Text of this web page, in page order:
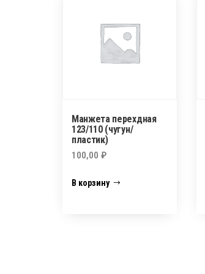
Манжета перехдная
123/110 (чугун/
пластик)
100,00 ₽
В корзину